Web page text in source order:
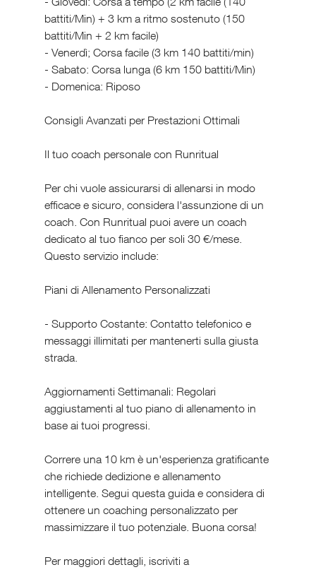
battiti/Min) + 3 km a ritmo sostenuto (150
battiti/Min + 2 km facile)
- Venerdì; Corsa facile (3 km 140 battiti/min)
- Sabato: Corsa lunga (6 km 150 battiti/Min)
- Domenica: Riposo
Consigli Avanzati per Prestazioni Ottimali
Il tuo coach personale con Runritual
Per chi vuole assicurarsi di allenarsi in modo
efficace e sicuro, considera l'assunzione di un
coach. Con Runritual puoi avere un coach
dedicato al tuo fianco per soli 30 €/mese.
Questo servizio include:
Piani di Allenamento Personalizzati
- Supporto Costante: Contatto telefonico e
messaggi illimitati per mantenerti sulla giusta
strada.
Aggiornamenti Settimanali: Regolari
aggiustamenti al tuo piano di allenamento in
base ai tuoi progressi.
Correre una 10 km è un'esperienza gratificante
che richiede dedizione e allenamento
intelligente. Segui questa guida e considera di
ottenere un coaching personalizzato per
massimizzare il tuo potenziale. Buona corsa!
Per maggiori dettagli, iscriviti a